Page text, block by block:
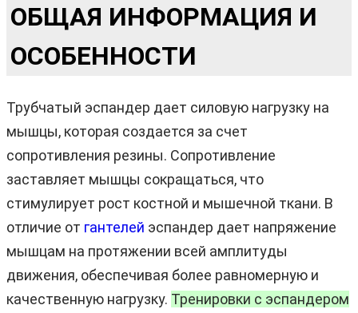
ОБЩАЯ ИНФОРМАЦИЯ И
ОСОБЕННОСТИ
Трубчатый эспандер дает силовую нагрузку на
мышцы, которая создается за счет
сопротивления резины. Сопротивление
заставляет мышцы сокращаться, что
стимулирует рост костной и мышечной ткани. В
отличие от гантелей эспандер дает напряжение
мышцам на протяжении всей амплитуды
движения, обеспечивая более равномерную и
качественную нагрузку. Тренировки с эспандером